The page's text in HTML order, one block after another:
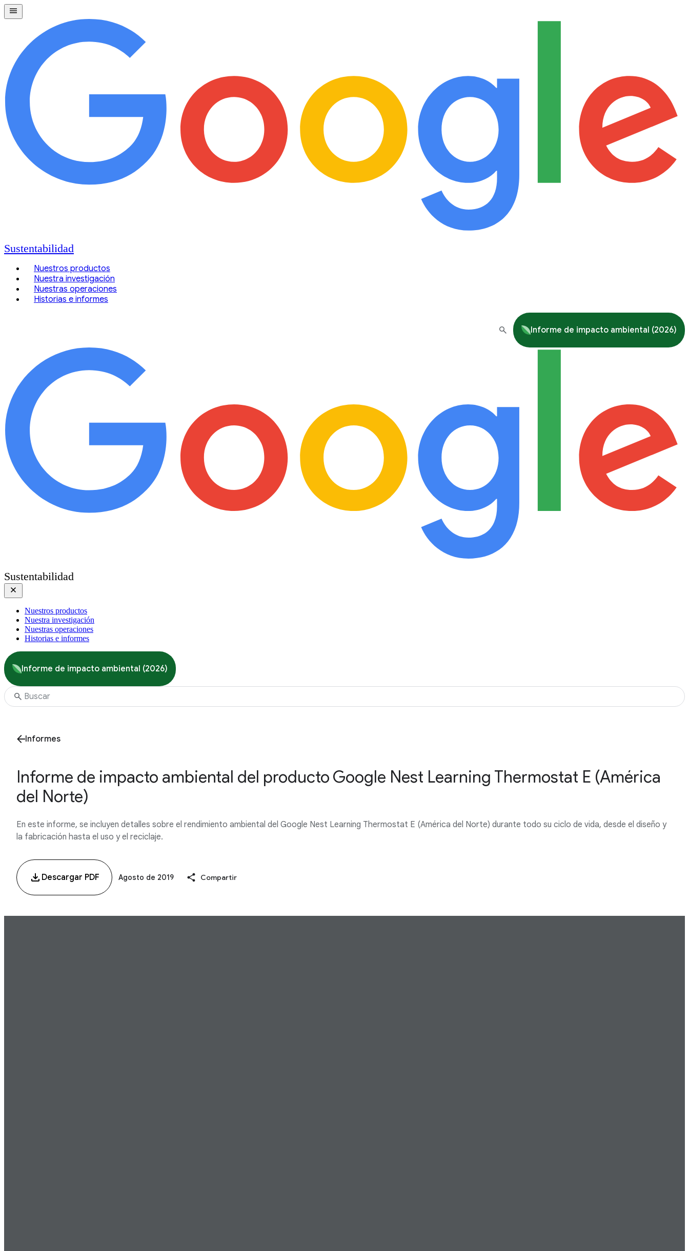
Sustentabilidad
Nuestros productos
Nuestra investigación
Nuestras operaciones
Historias e informes
Informe de impacto ambiental (2026)
Sustentabilidad
Nuestros productos
Nuestra investigación
Nuestras operaciones
Historias e informes
Informe de impacto ambiental (2026)
Informes
Informe de impacto ambiental del producto Google Nest Learning Thermostat E (América
del Norte)
En este informe, se incluyen detalles sobre el rendimiento ambiental del Google Nest Learning Thermostat E (América del Norte) durante todo su ciclo de vida, desde el diseño y
la fabricación hasta el uso y el reciclaje.
Descargar PDF Agosto de 2019 Compartir